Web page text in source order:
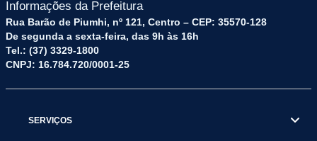
Informações da Prefeitura
Rua Barão de Piumhi, nº 121, Centro – CEP: 35570-128
De segunda a sexta-feira, das 9h às 16h
Tel.: (37) 3329-1800
CNPJ: 16.784.720/0001-25
SERVIÇOS